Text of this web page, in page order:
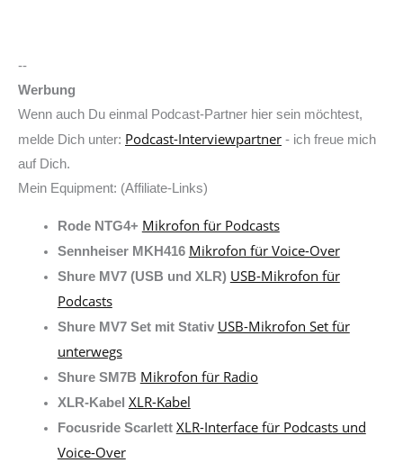
--
Werbung
Wenn auch Du einmal Podcast-Partner hier sein möchtest,
melde Dich unter: Podcast-Interviewpartner - ich freue mich
auf Dich.
Mein Equipment: (Affiliate-Links)
Rode NTG4+ Mikrofon für Podcasts
Sennheiser MKH416 Mikrofon für Voice-Over
Shure MV7 (USB und XLR) USB-Mikrofon für
Podcasts
Shure MV7 Set mit Stativ USB-Mikrofon Set für
unterwegs
Shure SM7B Mikrofon für Radio
XLR-Kabel XLR-Kabel
Focusride Scarlett XLR-Interface für Podcasts und
Voice-Over